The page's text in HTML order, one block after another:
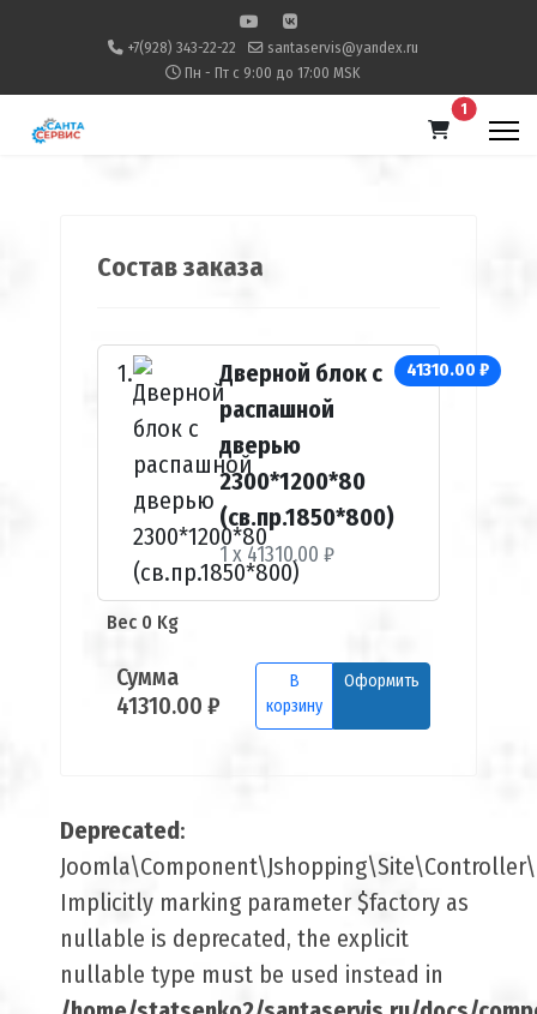
+7(928) 343-22-22
santaservis@yandex.ru
Пн - Пт с 9:00 до 17:00 MSK
1В корзину
Состав заказа
Дверной блок с
распашной
дверью
2300*1200*80
(св.пр.1850*800)
1 x 41310.00 ₽
41310.00 ₽
Вес 0 Kg
Сумма
41310.00 ₽
В
корзину
Оформить
Deprecated:
Implicitly marking parameter $factory as
nullable is deprecated, the explicit
nullable type must be used instead in